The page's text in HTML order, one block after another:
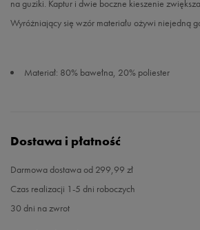
na guziki. Kaptur i dwie boczne kieszenie
Wyróżniający się wzór materiału ożywi niejedną
Materiał: 80% bawełna, 20% poliester
Dostawa i płatność
Darmowa dostawa od 299,99 zł
Czas realizacji 1-5 dni roboczych
30 dni na zwrot